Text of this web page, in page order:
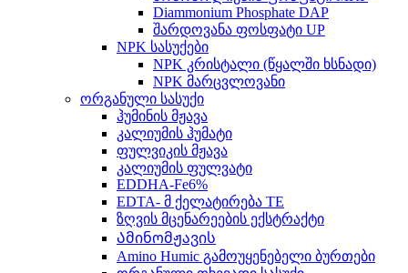
Diammonium Phosphate DAP
შარდოვანა ფოსფატი UP
NPK სასუქები
NPK კრისტალი (წყალში ხსნადი)
NPK მარცვლოვანი
ორგანული სასუქი
ჰუმინის მჟავა
კალიუმის ჰუმატი
ფულვიკის მჟავა
კალიუმის ფულვატი
EDDHA-Fe6%
EDTA- მ ქელატირება TE
ზღვის მცენარეების ექსტრაქტი
Ამინომჟავის
Amino Humic გამოუყენებელი ბურთები